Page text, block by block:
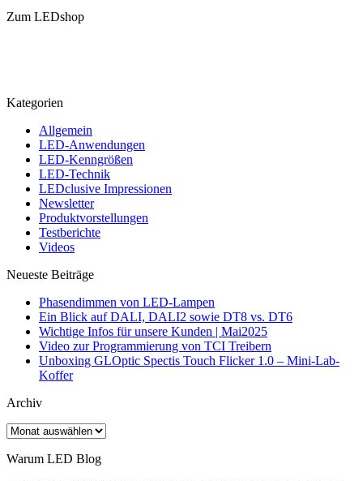
Zum LEDshop
Kategorien
Allgemein
LED-Anwendungen
LED-Kenngrößen
LED-Technik
LEDclusive Impressionen
Newsletter
Produktvorstellungen
Testberichte
Videos
Neueste Beiträge
Phasendimmen von LED-Lampen
Ein Blick auf DALI, DALI2 sowie DT8 vs. DT6
Wichtige Infos für unsere Kunden | Mai2025
Video zur Programmierung von TCI Treibern
Unboxing GLOptic Spectis Touch Flicker 1.0 – Mini-Lab-
Koffer
Archiv
Archiv
Warum LED Blog